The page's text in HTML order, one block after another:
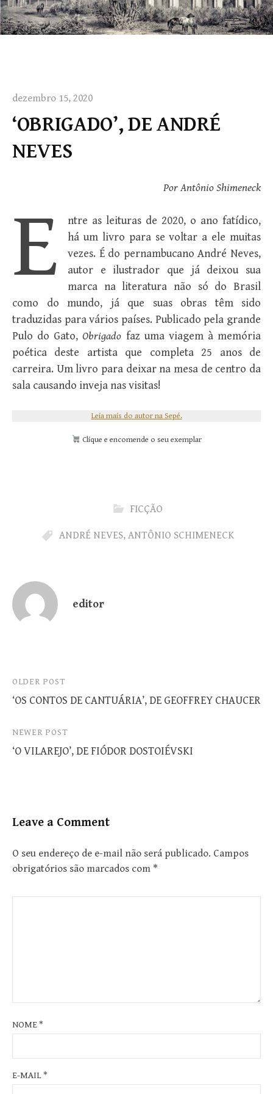
dezembro 15, 2020
‘OBRIGADO’, DE ANDRÉ
NEVES
Por Antônio Shimeneck
E
ntre as leituras de 2020, o ano fatídico,
há um livro para se voltar a ele muitas
vezes. É do pernambucano André Neves,
autor e ilustrador que já deixou sua
marca na literatura não só do Brasil
como do mundo, já que suas obras têm sido
traduzidas para vários países. Publicado pela grande
Pulo do Gato,Obrigado faz uma viagem à memória
poética deste artista que completa 25 anos de
carreira. Um livro para deixar na mesa de centro da
sala causando inveja nas visitas!
Leia mais do autor na Sepé.
Clique e encomende o seu exemplar
FICÇÃO
ANDRÉ NEVES, ANTÔNIO SCHIMENECK
editor
Post
navigation
OLDER POST
‘OS CONTOS DE CANTUÁRIA’, DE GEOFFREY CHAUCER
NEWER POST
‘O VILAREJO’, DE FIÓDOR DOSTOIÉVSKI
Leave a Comment
O seu endereço de e-mail não será publicado. Campos
obrigatórios são marcados com *
NOME*
E-MAIL*